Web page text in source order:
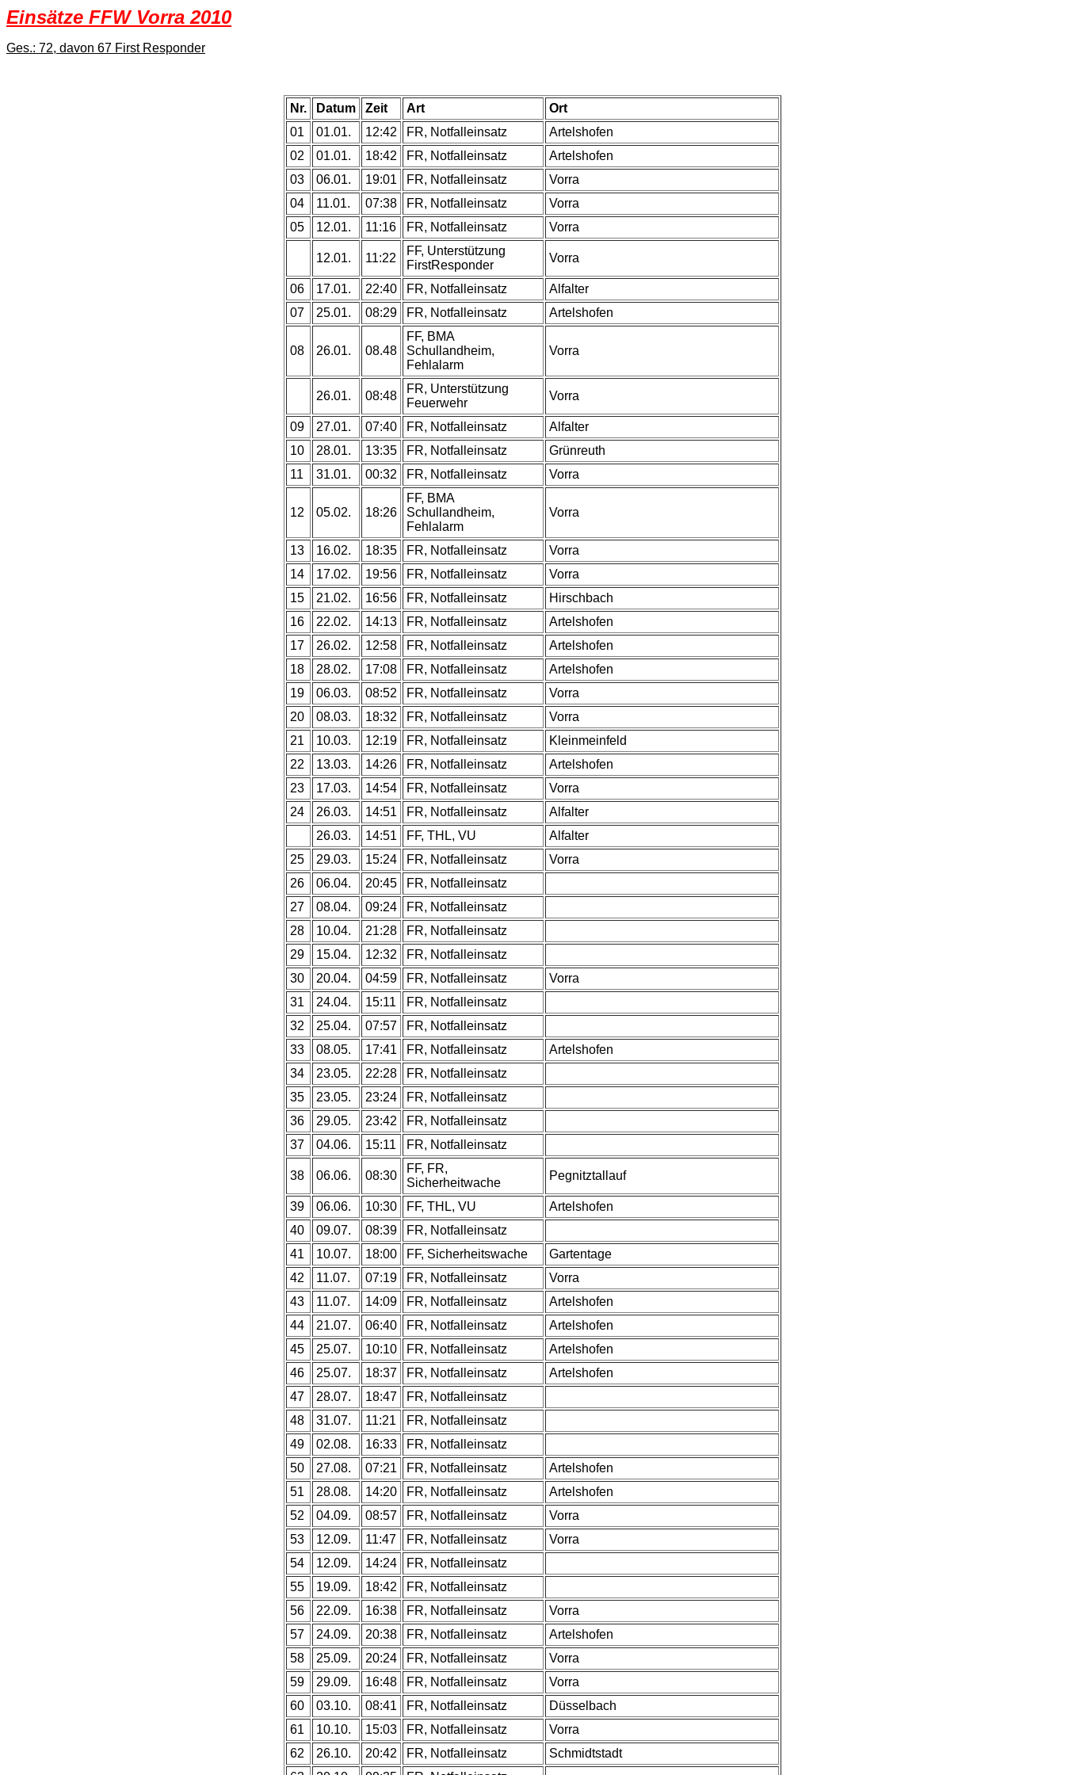
Einsätze FFW Vorra 2010
Ges.: 72, davon 67 First Responder
Nr. Datum Zeit Art
Ort
01
01.01. 12:42 FR, Notfalleinsatz
Artelshofen
02
01.01. 18:42 FR, Notfalleinsatz
Artelshofen
03
06.01. 19:01 FR, Notfalleinsatz
Vorra
04
11.01. 07:38 FR, Notfalleinsatz
Vorra
05
12.01. 11:16 FR, Notfalleinsatz Vorra
12.01. 11:22
FF, Unterstützung
FirstResponder
Vorra
06 17.01. 22:40 FR, Notfalleinsatz
Alfalter
07
25.01. 08:29 FR, Notfalleinsatz Artelshofen
08 26.01. 08.48
FF, BMA
Schullandheim,
Fehlalarm
Vorra
26.01. 08:48
FR, Unterstützung
Feuerwehr
Vorra
09 27.01. 07:40 FR, Notfalleinsatz
Alfalter
10
28.01. 13:35 FR, Notfalleinsatz
Grünreuth
11
31.01. 00:32 FR, Notfalleinsatz Vorra
12 05.02. 18:26
FF, BMA
Schullandheim,
Fehlalarm
Vorra
13 16.02. 18:35 FR, Notfalleinsatz
Vorra
14
17.02. 19:56 FR, Notfalleinsatz
Vorra
15
21.02. 16:56 FR, Notfalleinsatz
Hirschbach
16
22.02. 14:13 FR, Notfalleinsatz
Artelshofen
17
26.02. 12:58 FR, Notfalleinsatz
Artelshofen
18
28.02. 17:08 FR, Notfalleinsatz
Artelshofen
19
06.03. 08:52 FR, Notfalleinsatz
Vorra
20
08.03. 18:32 FR, Notfalleinsatz
Vorra
21
10.03. 12:19 FR, Notfalleinsatz
Kleinmeinfeld
22
13.03. 14:26 FR, Notfalleinsatz
Artelshofen
23
17.03. 14:54 FR, Notfalleinsatz
Vorra
24
26.03. 14:51 FR, Notfalleinsatz
Alfalter
26.03.
14:51 FF, THL, VU
Alfalter
25
29.03. 15:24 FR, Notfalleinsatz
Vorra
26
06.04. 20:45
FR, Notfalleinsatz
27
08.04. 09:24
FR, Notfalleinsatz
28
10.04. 21:28
FR, Notfalleinsatz
29
15.04. 12:32
FR, Notfalleinsatz
30
20.04. 04:59 FR, Notfalleinsatz
Vorra
31
24.04. 15:11
FR, Notfalleinsatz
32
25.04. 07:57
FR, Notfalleinsatz
33
08.05. 17:41 FR, Notfalleinsatz
Artelshofen
34
23.05. 22:28
FR, Notfalleinsatz
35
23.05. 23:24
FR, Notfalleinsatz
36
29.05. 23:42
FR, Notfalleinsatz
37
04.06. 15:11 FR, Notfalleinsatz
38 06.06. 08:30
FF, FR,
Sicherheitwache
Pegnitztallauf
39 06.06. 10:30 FF, THL, VU
Artelshofen
40
09.07. 08:39
FR, Notfalleinsatz
41
10.07. 18:00 FF, Sicherheitswache
Gartentage
42
11.07. 07:19 FR, Notfalleinsatz
Vorra
43
11.07. 14:09 FR, Notfalleinsatz
Artelshofen
44
21.07. 06:40 FR, Notfalleinsatz
Artelshofen
45
25.07. 10:10 FR, Notfalleinsatz
Artelshofen
46
25.07. 18:37 FR, Notfalleinsatz
Artelshofen
47
28.07. 18:47
FR, Notfalleinsatz
48
31.07. 11:21
FR, Notfalleinsatz
49
02.08. 16:33
FR, Notfalleinsatz
50
27.08. 07:21 FR, Notfalleinsatz
Artelshofen
51
28.08. 14:20 FR, Notfalleinsatz
Artelshofen
52
04.09. 08:57 FR, Notfalleinsatz
Vorra
53
12.09. 11:47 FR, Notfalleinsatz
Vorra
54
12.09. 14:24
FR, Notfalleinsatz
55
19.09. 18:42
FR, Notfalleinsatz
56
22.09. 16:38 FR, Notfalleinsatz
Vorra
57
24.09. 20:38 FR, Notfalleinsatz
Artelshofen
58
25.09. 20:24 FR, Notfalleinsatz
Vorra
59
29.09. 16:48 FR, Notfalleinsatz
Vorra
60
03.10. 08:41 FR, Notfalleinsatz
Düsselbach
61
10.10. 15:03 FR, Notfalleinsatz
Vorra
62
26.10. 20:42 FR, Notfalleinsatz
Schmidtstadt